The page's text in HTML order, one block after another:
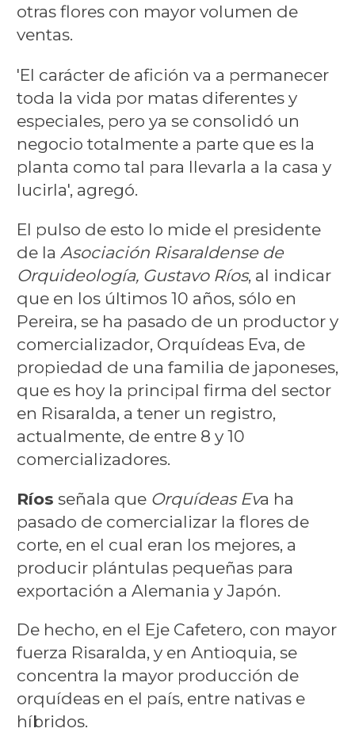
otras flores con mayor volumen de
ventas.
'El carácter de afición va a permanecer
toda la vida por matas diferentes y
especiales, pero ya se consolidó un
negocio totalmente a parte que es la
planta como tal para llevarla a la casa y
lucirla', agregó.
El pulso de esto lo mide el presidente
de la Asociación Risaraldense de
Orquideología, Gustavo Ríos, al indicar
que en los últimos 10 años, sólo en
Pereira, se ha pasado de un productor y
comercializador, Orquídeas Eva, de
propiedad de una familia de japoneses,
que es hoy la principal firma del sector
en Risaralda, a tener un registro,
actualmente, de entre 8 y 10
comercializadores.
Ríos señala queOrquídeas Eva ha
pasado de comercializar la flores de
corte, en el cual eran los mejores, a
producir plántulas pequeñas para
exportación a Alemania y Japón.
De hecho, en el Eje Cafetero, con mayor
fuerza Risaralda, y en Antioquia, se
concentra la mayor producción de
orquídeas en el país, entre nativas e
híbridos.